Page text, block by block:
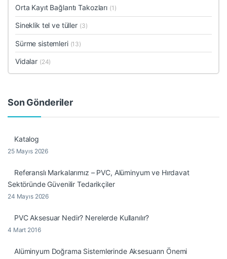
Orta Kayıt Bağlantı Takozları (1)
Sineklik tel ve tüller (3)
Sürme sistemleri (13)
Vidalar (24)
Son Gönderiler
Katalog
25 Mayıs 2026
Referanslı Markalarımız – PVC, Alüminyum ve Hırdavat
Sektöründe Güvenilir Tedarikçiler
24 Mayıs 2026
PVC Aksesuar Nedir? Nerelerde Kullanılır?
4 Mart 2016
Alüminyum Doğrama Sistemlerinde Aksesuarın Önemi